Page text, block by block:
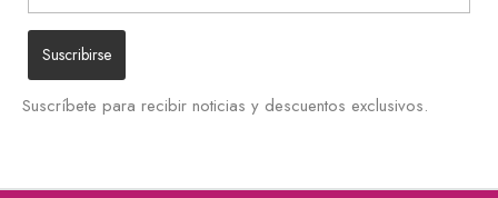
Suscríbete para recibir noticias y descuentos exclusivos.